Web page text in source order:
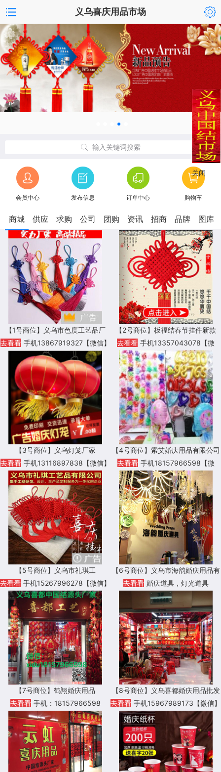
义乌喜庆用品市场
输入关键词搜索
会员中心 发布信息 订单中心 购物车
商城 供应 求购 公司 团购 资讯 招商 品牌 图库
【1号商位】义乌市色度工艺品厂
去看看 手机13867919327【微信】
【2号商位】板福结春节挂件新款
去看看 手机13357043078【微
信】
【3号商位】义乌灯笼厂家
去看看 手机13116897838【微信】
【4号商位】索艾婚庆用品有限公司
去看看 手机18157966598【微
信】
【5号商位】义乌市礼琪工
去看看 手机15267996278【微信】
【6号商位】义乌市海韵婚庆用品有
限公司
去看看 婚庆道具，灯光道具
【7号商位】鹤翔婚庆用品
去看看 手机：18157966598
【8号商位】义乌喜都婚庆用品批发
去看看 手机15967989173【微信】
关闭